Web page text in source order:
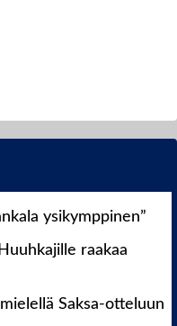
ysikymppinen”
raakaa
Saksa-otteluun